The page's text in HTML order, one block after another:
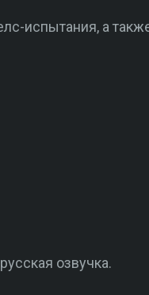
испытания, а
озвучка.